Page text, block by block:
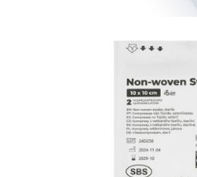
Materiały opatrunkowe i
PolyGrid